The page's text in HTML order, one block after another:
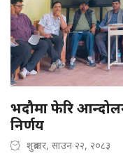
भदौमा फेरि
निर्णय
शुक्रबार, साउन २२, २०८३